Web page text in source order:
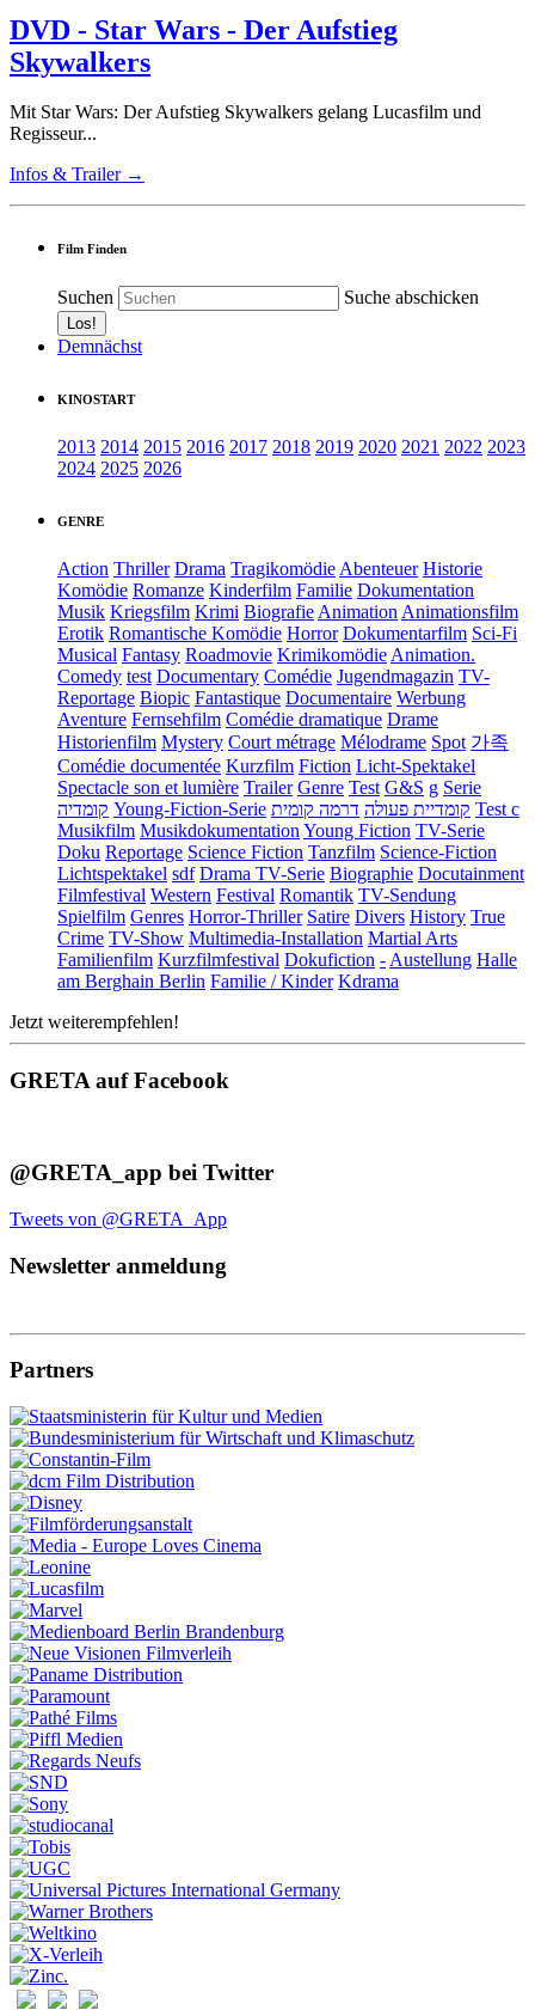
DVD - Star Wars - Der Aufstieg
Skywalkers
Mit Star Wars: Der Aufstieg Skywalkers gelang Lucasfilm und
Regisseur...
Infos & Trailer →
Film Finden
Suchen Suche abschicken
Demnächst
KINOSTART
2013 2014 2015 2016 2017 2018 2019 2020 2021 2022 2023
2024 2025 2026
GENRE
Action Thriller Drama Tragikomödie Abenteuer Historie
Komödie Romanze Kinderfilm Familie Dokumentation
Musik Kriegsfilm Krimi Biografie Animation Animationsfilm
Erotik Romantische Komödie Horror Dokumentarfilm Sci-Fi
Musical Fantasy Roadmovie Krimikomödie Animation.
Comedy test Documentary Comédie Jugendmagazin TV-
Reportage Biopic Fantastique Documentaire Werbung
Aventure Fernsehfilm Comédie dramatique Drame
Historienfilm Mystery Court métrage Mélodrame Spot 가족
Comédie documentée Kurzfilm Fiction Licht-Spektakel
Spectacle son et lumière Trailer Genre Test G&S g Serie
קומדיה Young-Fiction-Serie קומדיית פעולה דרמה קומית
Test c
Musikfilm Musikdokumentation Young Fiction TV-Serie
Doku Reportage Science Fiction Tanzfilm Science-Fiction
Lichtspektakel sdf Drama TV-Serie Biographie Docutainment
Filmfestival Western Festival Romantik TV-Sendung
Spielfilm Genres Horror-Thriller Satire Divers History True
Crime TV-Show Multimedia-Installation Martial Arts
Familienfilm Kurzfilmfestival Dokufiction - Austellung Halle
am Berghain Berlin Familie / Kinder Kdrama
Jetzt weiterempfehlen!
GRETA auf Facebook
@GRETA_app bei Twitter
Tweets von @GRETA_App
Newsletter anmeldung
Partners